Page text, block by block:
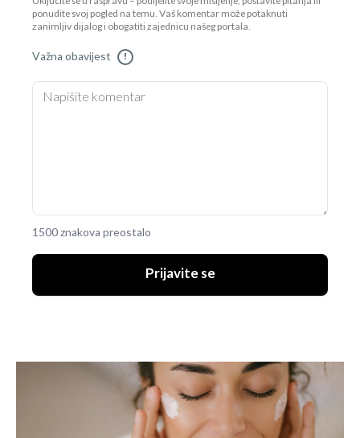
ponudite svoj pogled na temu. Vaš komentar može potaknuti
zanimljiv dijalog i obogatiti zajednicu našeg portala.
Važna obavijest !
1500 znakova preostalo
Prijavite se